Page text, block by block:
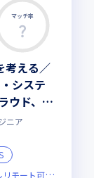
マッチ率
考える／
システ
ウド、D
収はキ
い方が
る存在
ニア
リモート可